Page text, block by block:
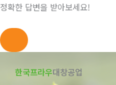
정확한 답변을 받아보세요!
한국프라우대창공업